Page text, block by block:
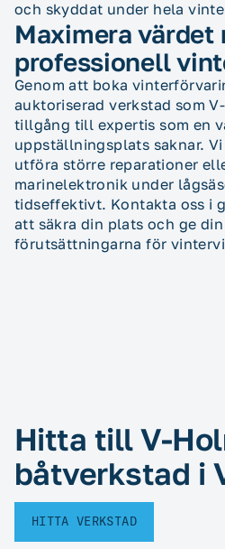
och skyddat under hela
Maximera värdet
professionell
Genom att boka
auktoriserad verkstad som
tillgång till expertis som en
uppställningsplats saknar.
utföra större reparationer
marinelektronik under
tidseffektivt. Kontakta oss i
att säkra din plats och ge
förutsättningarna för
Hitta till V-
båtverkstad i
HITTA VERKSTAD